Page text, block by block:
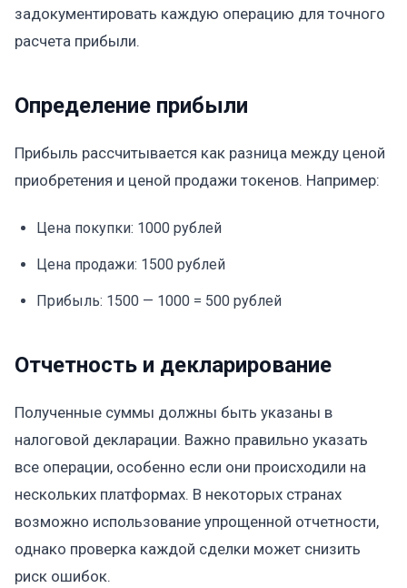
задокументировать каждую операцию для точного
расчета прибыли.
Определение прибыли
Прибыль рассчитывается как разница между ценой
приобретения и ценой продажи токенов. Например:
Цена покупки: 1000 рублей
Цена продажи: 1500 рублей
Прибыль: 1500 — 1000 = 500 рублей
Отчетность и декларирование
Полученные суммы должны быть указаны в
налоговой декларации. Важно правильно указать
все операции, особенно если они происходили на
нескольких платформах. В некоторых странах
возможно использование упрощенной отчетности,
однако проверка каждой сделки может снизить
риск ошибок.